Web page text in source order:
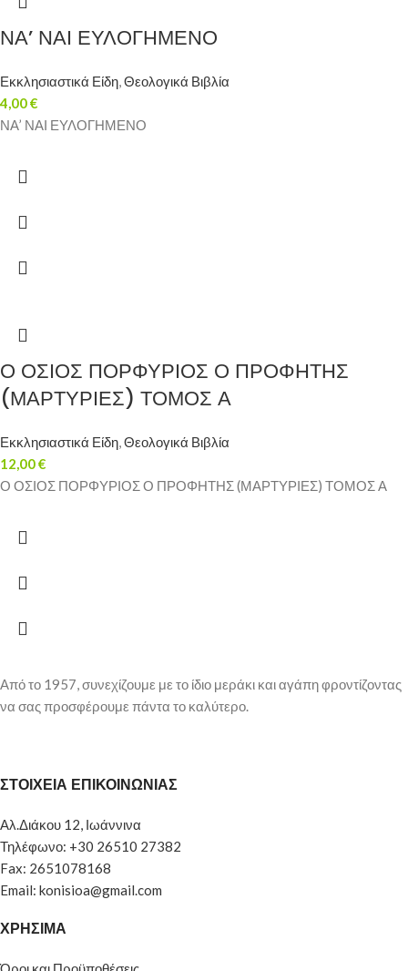
ΝΑ’ ΝΑΙ ΕΥΛΟΓΗΜΕΝΟ
Εκκλησιαστικά Είδη,Θεολογικά Βιβλία
4,00€
ΝΑ’ ΝΑΙ ΕΥΛΟΓΗΜΕΝΟ
Ο ΟΣΙΟΣ ΠΟΡΦΥΡΙΟΣ Ο ΠΡΟΦΗΤΗΣ
(ΜΑΡΤΥΡΙΕΣ) ΤΟΜΟΣ Α
Εκκλησιαστικά Είδη,Θεολογικά Βιβλία
12,00€
Ο ΟΣΙΟΣ ΠΟΡΦΥΡΙΟΣ Ο ΠΡΟΦΗΤΗΣ (ΜΑΡΤΥΡΙΕΣ) ΤΟΜΟΣ Α
Από το 1957, συνεχίζουμε με το ίδιο μεράκι και αγάπη φροντίζοντας
να σας προσφέρουμε πάντα το καλύτερο.
ΣΤΟΙΧΕΙΑ ΕΠΙΚΟΙΝΩΝΙΑΣ
Αλ.Διάκου 12, Ιωάννινα
Τηλέφωνο: +30 26510 27382
Fax: 2651078168
Email: konisioa@gmail.com
ΧΡΗΣΙΜΑ